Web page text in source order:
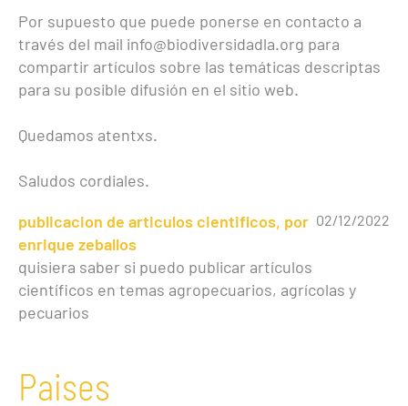
Por supuesto que puede ponerse en contacto a
través del mail info@biodiversidadla.org para
compartir artículos sobre las temáticas descriptas
para su posible difusión en el sitio web.
Quedamos atentxs.
Saludos cordiales.
02/12/2022
publicacion de articulos cientificos, por
enrique zeballos
quisiera saber si puedo publicar artículos
científicos en temas agropecuarios, agrícolas y
pecuarios
Paises